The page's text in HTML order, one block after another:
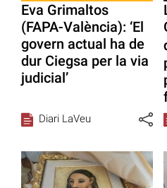
Eva Grimaltos
(FAPA-València): ‘El
govern actual ha de
dur Ciegsa per la via
judicial’
Diari LaVeu